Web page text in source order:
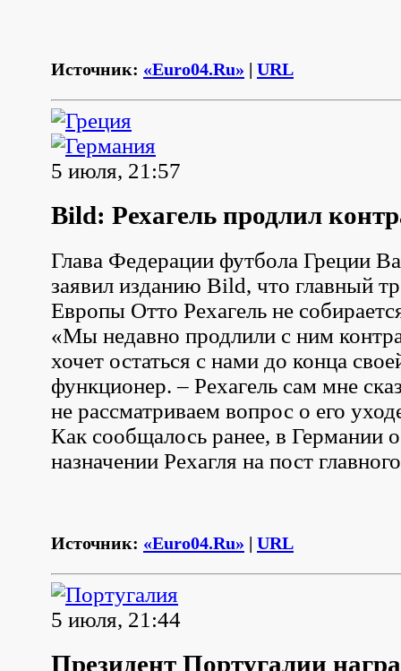
Источник: «Euro04.Ru» | URL
5 июля, 21:57
Bild: Рехагель продлил
Глава Федерации футбола Греции
заявил изданию Bild, что главный
Европы Отто Рехагель не
«Мы недавно продлили с ним
хочет остаться с нами до конца
функционер. – Рехагель сам мне
не рассматриваем вопрос о его
Как сообщалось ранее, в Германии
назначении Рехагля на пост
Источник: «Euro04.Ru» | URL
5 июля, 21:44
Президент Португалии